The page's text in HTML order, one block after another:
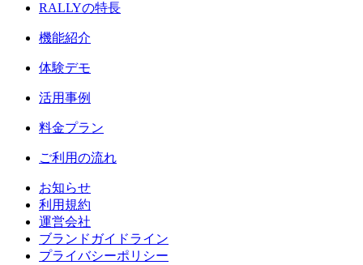
RALLYの特長
機能紹介
体験デモ
活用事例
料金プラン
ご利用の流れ
お知らせ
利用規約
運営会社
ブランドガイドライン
プライバシーポリシー